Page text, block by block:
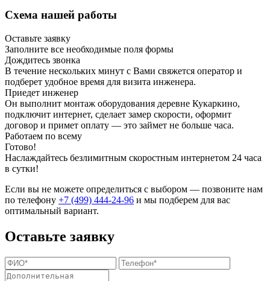
Схема нашей работы
Оставьте заявку
Заполните все необходимые поля формы
Дождитесь звонка
В течение нескольких минут с Вами свяжется оператор и
подберет удобное время для визита инженера.
Приедет инженер
Он выполнит монтаж оборудования деревне Кукаркино,
подключит интернет, сделает замер скорости, оформит
договор и примет оплату — это займет не больше часа.
Работаем по всему
Готово!
Наслаждайтесь безлимитным скоростным интернетом 24 часа
в сутки!
Если вы не можете определиться с выбором — позвоните нам
по телефону +7 (499) 444-24-96 и мы подберем для вас
оптимальный вариант.
Оставьте заявку